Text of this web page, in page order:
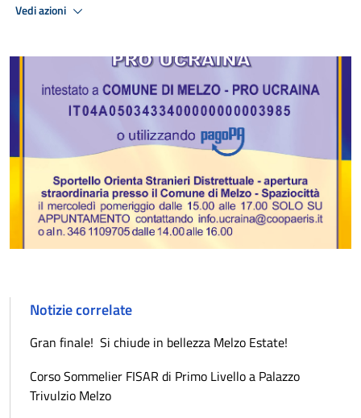
Vedi azioni
Notizie correlate
Gran finale! Si chiude in bellezza Melzo Estate!
Corso Sommelier FISAR di Primo Livello a Palazzo
Trivulzio Melzo